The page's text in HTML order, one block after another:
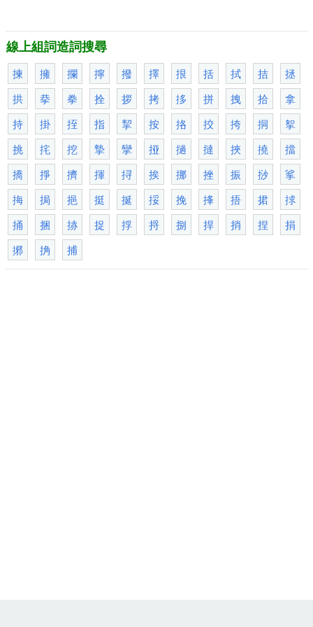
線上組詞造詞搜尋
揀
擁 攔 擰 撥 擇 拫 括 拭 拮
拯
拱
拲 拳 拴 拶 拷 拸 拼 拽 拾
拿
持
掛 挃 指 挈 按 挌 挍 挎 挏
挐
挑
挓 挖 摯 攣 挜 撾 撻 挾 撓
擋
撟
掙 擠 揮 挦 挨 挪 挫 振 挱
挲
挴
挶 挹 挺 挻 挼 挽 捀 捂 捃
捄
捅
捆 捇 捉 捊 捋 捌 捍 捎 捏
捐
捓
捔 捕